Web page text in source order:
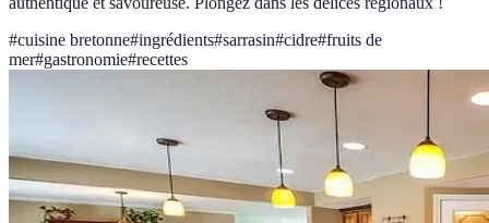
#cuisine bretonne#ingrédients#sarrasin#cidre#fruits de
mer#gastronomie#recettes